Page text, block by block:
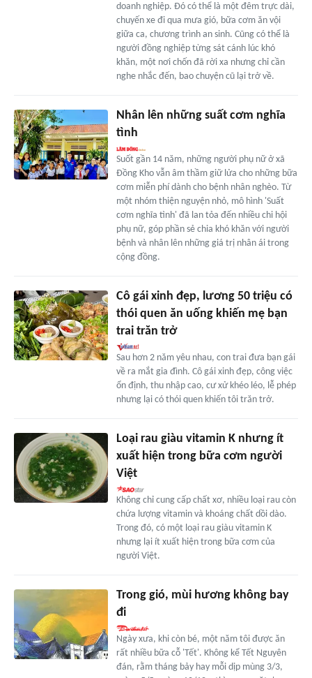
doanh nghiệp. Đó có thể là một đêm trực dài,
chuyến xe đi qua mưa gió, bữa cơm ăn vội
giữa ca, chương trình an sinh. Cũng có thể là
người đồng nghiệp từng sát cánh lúc khó
khăn, một nơi chốn đã rời xa nhưng chỉ cần
nghe nhắc đến, bao chuyện cũ lại trở về.
Nhân lên những suất cơm nghĩa
tình
Suốt gần 14 năm, những người phụ nữ ở xã
Đồng Kho vẫn âm thầm giữ lửa cho những bữa
cơm miễn phí dành cho bệnh nhân nghèo. Từ
một nhóm thiện nguyện nhỏ, mô hình 'Suất
cơm nghĩa tình' đã lan tỏa đến nhiều chi hội
phụ nữ, góp phần sẻ chia khó khăn với người
bệnh và nhân lên những giá trị nhân ái trong
cộng đồng.
Cô gái xinh đẹp, lương 50 triệu có
thói quen ăn uống khiến mẹ bạn
trai trăn trở
Sau hơn 2 năm yêu nhau, con trai đưa bạn gái
về ra mắt gia đình. Cô gái xinh đẹp, công việc
ổn định, thu nhập cao, cư xử khéo léo, lễ phép
nhưng lại có thói quen khiến tôi trăn trở.
Loại rau giàu vitamin K nhưng ít
xuất hiện trong bữa cơm người
Việt
Không chỉ cung cấp chất xơ, nhiều loại rau còn
chứa lượng vitamin và khoáng chất dồi dào.
Trong đó, có một loại rau giàu vitamin K
nhưng lại ít xuất hiện trong bữa cơm của
người Việt.
Trong gió, mùi hương không bay
đi
Ngày xưa, khi còn bé, một năm tôi được ăn
rất nhiều bữa cỗ 'Tết'. Không kể Tết Nguyên
đán, rằm tháng bảy hay mỗi dịp mùng 3/3,